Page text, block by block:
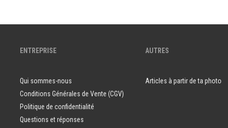
ENTREPRISE
Qui sommes-nous
Conditions Générales de Vente (CGV)
Politique de confidentialité
Questions et réponses
AUTRES
Articles à partir de ta photo